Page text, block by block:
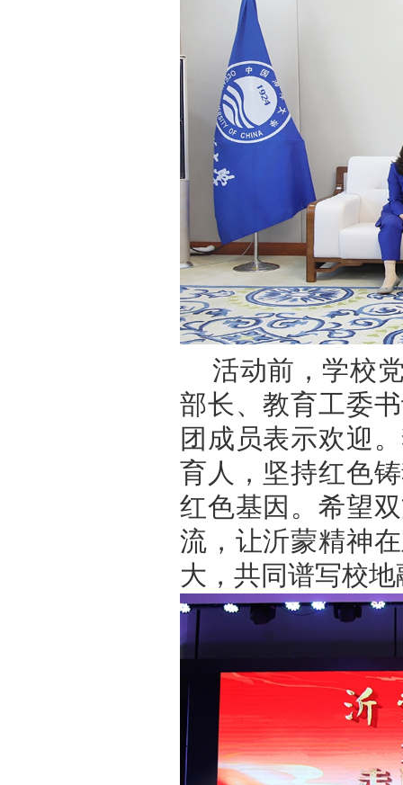
活动前，学校
部长、教育工委
团成员表示欢迎
育人，坚持红色
红色基因。希望
流，让沂蒙精神
大，共同谱写校